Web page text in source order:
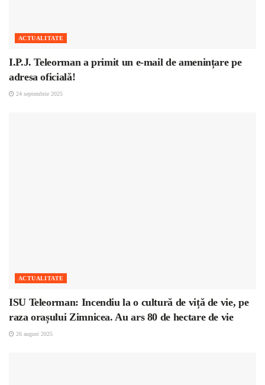
ACTUALITATE
I.P.J. Teleorman a primit un e-mail de amenințare pe
adresa oficială!
24 septembrie 2025
ACTUALITATE
ISU Teleorman: Incendiu la o cultură de viță de vie, pe
raza orașului Zimnicea. Au ars 80 de hectare de vie
26 august 2025